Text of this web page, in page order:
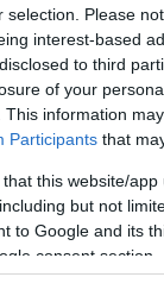
selection. Please
interest-based
to third
of your
This information
Participants that
that this website/
but not
to Google and its
consent section.
szerződésnél
a jelenlegi
5, 10, 50 es 100
alaptípus
nagyon
egyetlen darabot